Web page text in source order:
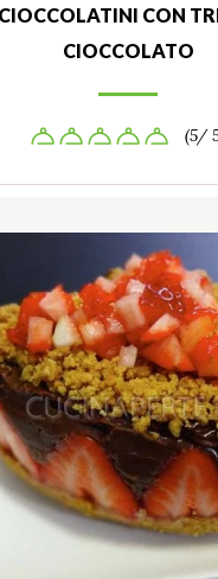
CIOCCOLATINI CON
CIOCCOLATO
(5/